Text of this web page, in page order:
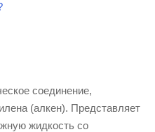
соединение,
(алкен). Представляет
жидкость со